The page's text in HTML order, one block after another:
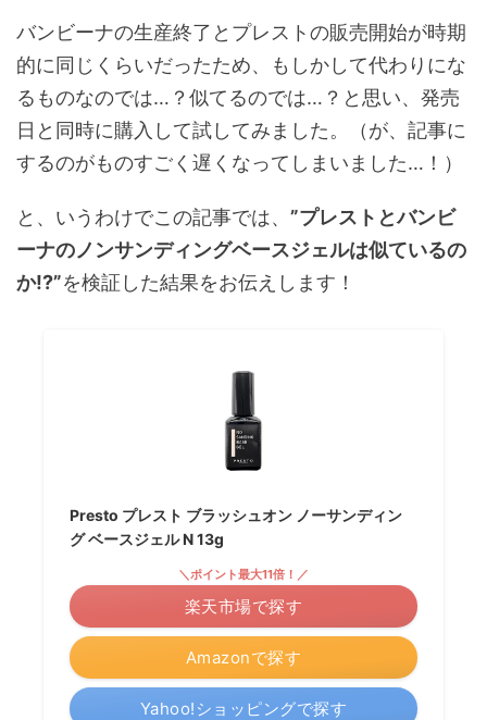
バンビーナの生産終了とプレストの販売開始が時期
的に同じくらいだったため、もしかして代わりにな
るものなのでは…？似てるのでは…？と思い、発売
日と同時に購入して試してみました。（が、記事に
するのがものすごく遅くなってしまいました…！）
と、いうわけでこの記事では、 ”プレストとバンビ
ーナのノンサンディングベースジェルは似ているの
か!?”を検証した結果をお伝えします！
Presto プレスト ブラッシュオン ノーサンディン
グ ベースジェル N 13g
Amazonで探す
＼ポイント最大11倍！／
楽天市場で探す
Yahoo!ショッピングで探す